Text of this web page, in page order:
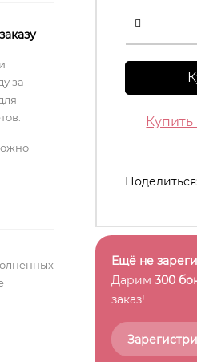
за
Ещё не
Дарим 300
заказ!